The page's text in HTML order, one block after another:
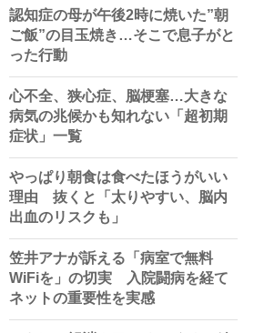
認知症の母が午後2時に焼いた”朝
ご飯”の目玉焼き…そこで息子がと
った行動
心不全、狭心症、脳梗塞…大きな
病気の兆候かも知れない「超初期
症状」一覧
やっぱり朝食は食べたほうがいい
理由 抜くと「太りやすい、脳内
出血のリスクも」
笠井アナが訴える「病室で無料
WiFiを」の切実 入院闘病を経て
ネットの重要性を実感